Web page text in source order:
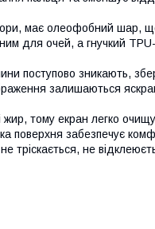
має олеофобний шар,
для очей, а гнучкий
поступово зникають,
залишаються
тому екран легко
поверхня забезпечує
тріскається, не